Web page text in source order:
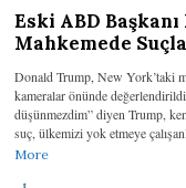
Eski ABD
Mahkemede
Donald Trump, New York’taki
kameralar önünde
düşünmezdim” diyen Trump,
suç, ülkemizi yok etmeye
More